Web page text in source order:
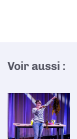
Voir aussi :